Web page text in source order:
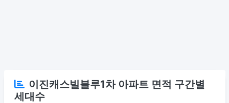
이진캐스빌블루1차 아파트 면적 구간별
세대수